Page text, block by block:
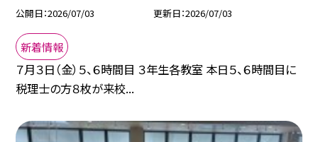
公開日 2026/07/03 更新日 2026/07/03
新着情報
７月３日（金）５、６時間目 ３年生各教室 本日５、６時間目に
税理士の方８枚が来校...